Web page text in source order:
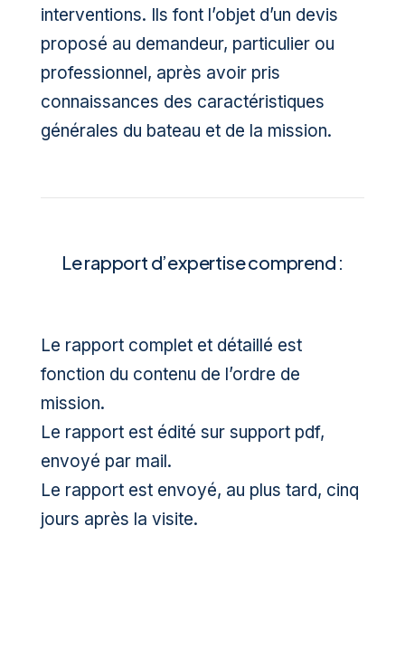
interventions. Ils font l’objet d’un devis
proposé au demandeur, particulier ou
professionnel, après avoir pris
connaissances des caractéristiques
générales du bateau et de la mission.
Le rapport d’expertise comprend :
Le rapport complet et détaillé est
fonction du contenu de l’ordre de
mission.
Le rapport est édité sur support pdf,
envoyé par mail.
Le rapport est envoyé, au plus tard, cinq
jours après la visite.